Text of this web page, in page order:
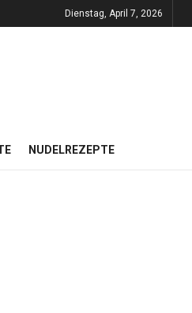
Dienstag, April 7, 2026
NUDELREZEPTE